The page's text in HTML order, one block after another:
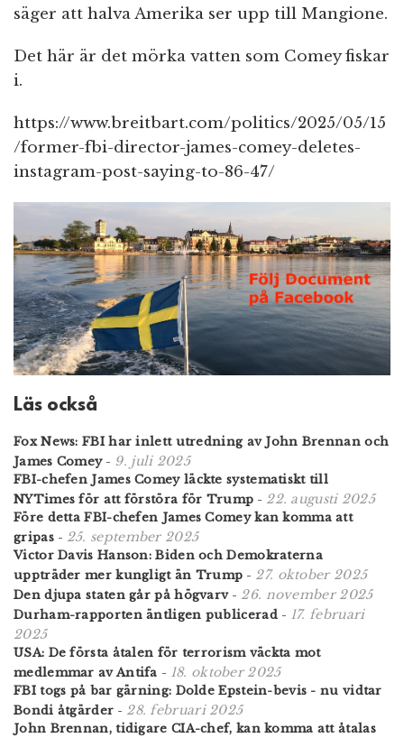
säger att halva Amerika ser upp till Mangione.
Det här är det mörka vatten som Comey fiskar
i.
https://www.breitbart.com/politics/2025/05/15
/former-fbi-director-james-comey-deletes-
instagram-post-saying-to-86-47/
Läs också
Fox News: FBI har inlett utredning av John Brennan och
James Comey- 9. juli 2025
FBI-chefen James Comey läckte systematiskt till
NYTimes för att förstöra för Trump - 22. augusti 2025
Före detta FBI-chefen James Comey kan komma att
gripas- 25. september 2025
Victor Davis Hanson: Biden och Demokraterna
uppträder mer kungligt än Trump - 27. oktober 2025
Den djupa staten går på högvarv- 26. november 2025
Durham-rapporten äntligen publicerad- 17. februari
2025
USA: De första åtalen för terrorism väckta mot
medlemmar av Antifa - 18. oktober 2025
FBI togs på bar gärning: Dolde Epstein-bevis - nu vidtar
Bondi åtgärder - 28. februari 2025
John Brennan, tidigare CIA-chef, kan komma att åtalas